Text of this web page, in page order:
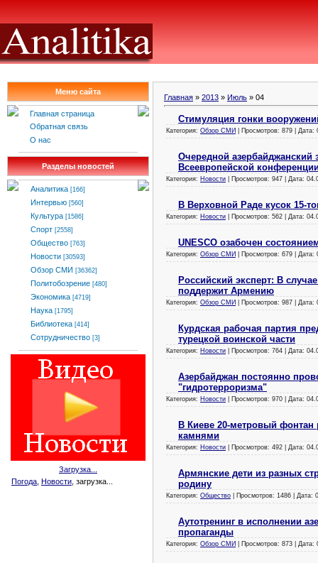
Меню сайта
Главная страница
Обратная связь
О нас
Разделы новостей
Аналитика [166]
Интервью [560]
Культура [1586]
Спорт [2558]
Общество [763]
Новости [30593]
Обзор СМИ [36362]
Политобозрение [480]
Экономика [4719]
Наука [1795]
Библиотека [414]
Сотрудничество [3]
Загрузка...
Погода Новости , загрузка...
Главная » 2013 » Июль » 04
Стимуляция гонки
Категория: Обзор СМИ | Просмотров: 879 | Дата:
Очередной азербайджанский
Всеевропейской
Категория: Новости | Просмотров: 947 | Дата:
В Верховной Раде кусок 15-
Категория: Новости | Просмотров: 562 | Дата:
UNESCO озабочен
Категория: Обзор СМИ | Просмотров: 679 | Дата:
Российский эксперт: В
поддержит Армению
Категория: Обзор СМИ | Просмотров: 987 | Дата:
Курдская рабочая партия
турецкой воинской части
Категория: Новости | Просмотров: 764 | Дата:
Азербайджан постоянно
"гидротерроризма"
Категория: Новости | Просмотров: 970 | Дата:
В Киеве 20-метровый фонтан
камнями
Категория: Новости | Просмотров: 492 | Дата:
Армянские дети из разных
родину
Категория: Общество | Просмотров: 1486 | Дата:
Аутотренинг в исполнении
пропаганды
Категория: Обзор СМИ | Просмотров: 873 | Дата: